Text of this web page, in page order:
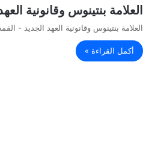
العلامة بنتينوس وقانونية
العلامة بنتينوس وقانونية العهد الجديد -
أكمل القراءة »